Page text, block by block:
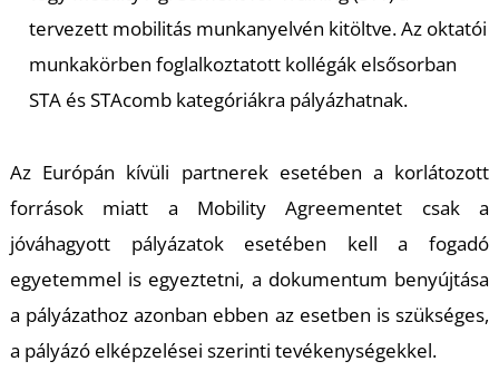
tervezett mobilitás munkanyelvén kitöltve. Az oktatói
munkakörben foglalkoztatott kollégák elsősorban
STA és STAcomb kategóriákra pályázhatnak.
Az Európán kívüli partnerek esetében a korlátozott
források miatt a Mobility Agreementet csak a
jóváhagyott pályázatok esetében kell a fogadó
egyetemmel is egyeztetni, a dokumentum benyújtása
a pályázathoz azonban ebben az esetben is szükséges,
a pályázó elképzelései szerinti tevékenységekkel.